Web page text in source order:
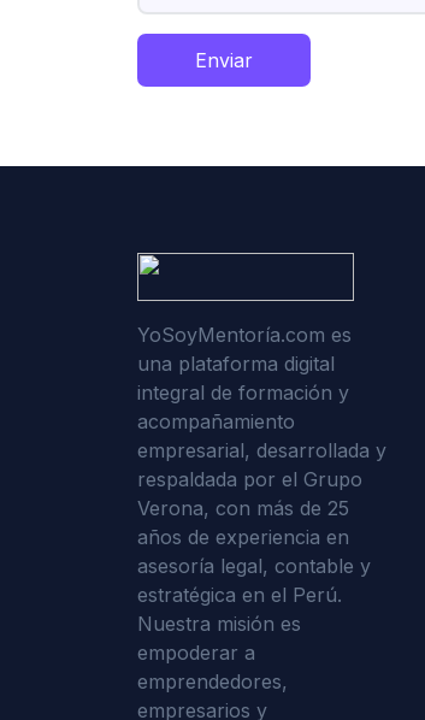
Enviar
YoSoyMentoría.com es
una plataforma digital
integral de formación y
acompañamiento
empresarial, desarrollada y
respaldada por el Grupo
Verona, con más de 25
años de experiencia en
asesoría legal, contable y
estratégica en el Perú.
Nuestra misión es
empoderar a
emprendedores,
empresarios y